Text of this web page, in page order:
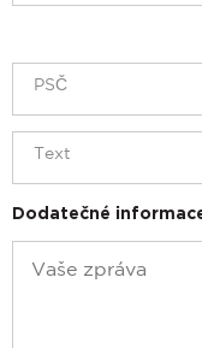
Dodatečné